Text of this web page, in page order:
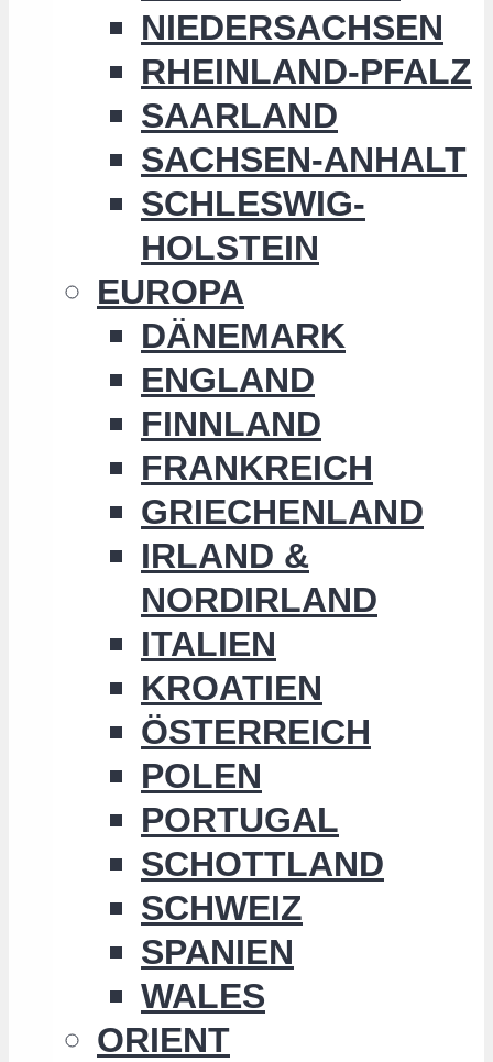
NIEDERSACHSEN
RHEINLAND-PFALZ
SAARLAND
SACHSEN-ANHALT
SCHLESWIG-
HOLSTEIN
EUROPA
DÄNEMARK
ENGLAND
FINNLAND
FRANKREICH
GRIECHENLAND
IRLAND &
NORDIRLAND
ITALIEN
KROATIEN
ÖSTERREICH
POLEN
PORTUGAL
SCHOTTLAND
SCHWEIZ
SPANIEN
WALES
ORIENT